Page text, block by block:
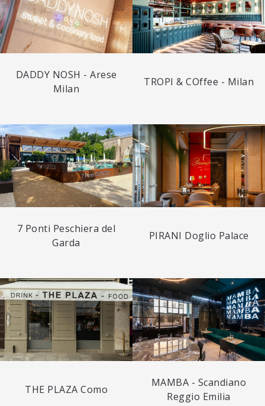
DADDY NOSH - Arese
Milan
TROPI & COffee - Milan
7 Ponti Peschiera del
Garda
PIRANI Doglio Palace
THE PLAZA Como
MAMBA - Scandiano
Reggio Emilia